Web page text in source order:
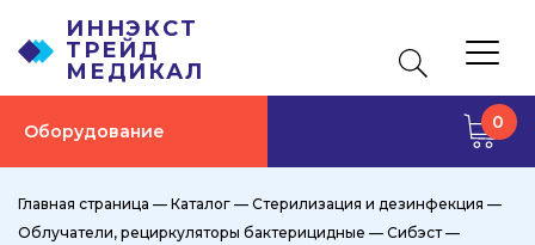
ИННЭКСТ
ТРЕЙД
МЕДИКАЛ
0
Оборудование
Главная страница — Каталог — Стерилизация и дезинфекция —
Облучатели, рециркуляторы бактерицидные — Сибэст—